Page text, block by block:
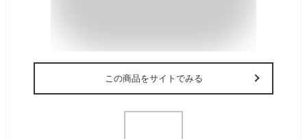
この商品をサイトでみる